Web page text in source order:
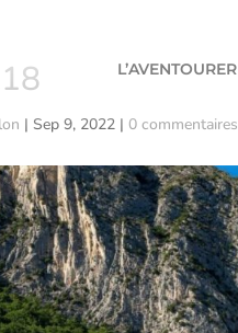
L’AVENTOURER
|Sep 9, 2022 | 0 commentaires